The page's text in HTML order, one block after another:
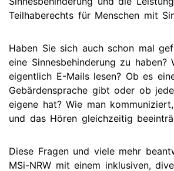
Teilhaberechts für Menschen mit
Haben Sie sich auch schon mal
eine Sinnesbehinderung zu haben?
eigentlich E-Mails lesen? Ob es
Gebärdensprache gibt oder ob
eigene hat? Wie man
und das Hören gleichzeitig
Diese Fragen und viele mehr
MSi-NRW mit einem inklusiven,